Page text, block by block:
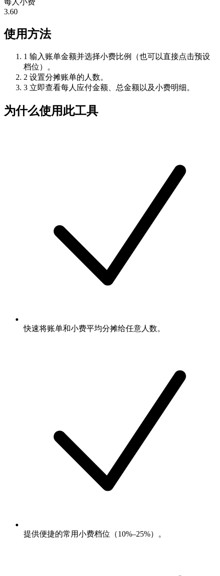
3.60
使用方法
1 输入账单金额并选择小费比例（也可以直接点击预设
档位）。
2 设置分摊账单的人数。
3 立即查看每人应付金额、总金额以及小费明细。
为什么使用此工具
快速将账单和小费平均分摊给任意人数。
提供便捷的常用小费档位（10%–25%）。